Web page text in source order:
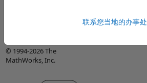
联系您当地的办事处
© 1994-2026 The
MathWorks, Inc.